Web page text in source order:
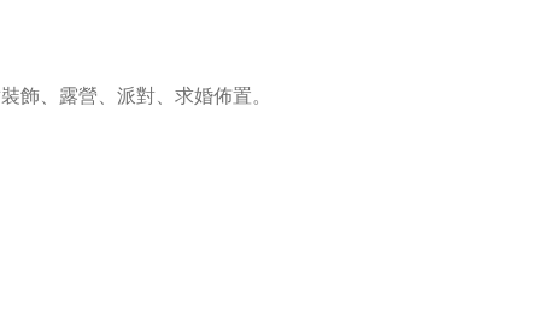
、露營、派對、求婚佈置。